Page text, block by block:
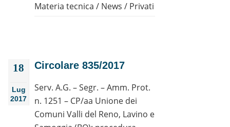
Materia tecnica / News / Privati
18
Lug
2017
Circolare 835/2017
Serv. A.G. – Segr. – Amm. Prot.
n. 1251 – CP/aa Unione dei
Comuni Valli del Reno, Lavino e